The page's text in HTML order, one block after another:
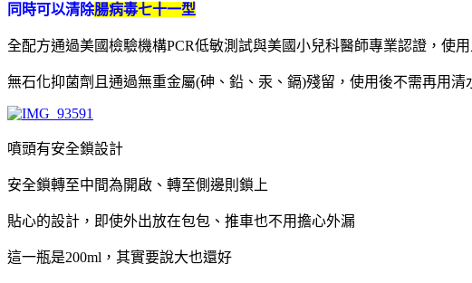
同時可以清除腸病毒七十一型
全配方通過美國檢驗機構PCR低敏測試與美國小兒科醫師專業認證，使
無石化抑菌劑且通過無重金屬(砷、鉛、汞、鎘)殘留，使用後不需再用
噴頭有安全鎖設計
安全鎖轉至中間為開啟、轉至側邊則鎖上
貼心的設計，即使外出放在包包、推車也不用擔心外漏
這一瓶是200ml，其實要說大也還好